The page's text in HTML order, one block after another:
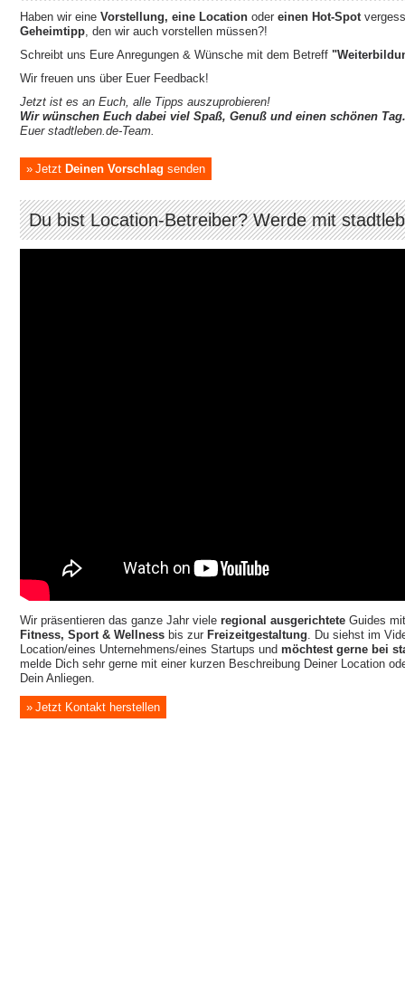
Haben wir eine Vorstellung, eine Location oder einen Hot-Spot
Geheimtipp, den wir auch vorstellen müssen?!
Schreibt uns Eure Anregungen & Wünsche mit dem Betreff
Wir freuen uns über Euer Feedback!
Jetzt ist es an Euch, alle Tipps auszuprobieren!
Wir wünschen Euch dabei viel Spaß, Genuß und einen schönen Tag.
Euer stadtleben.de-Team.
Jetzt Deinen Vorschlag senden
Du bist Location-Betreiber? Werde mit
Wir präsentieren das ganze Jahr viele regional ausgerichtete Guides
Fitness, Sport & Wellness bis zur Freizeitgestaltung. Du siehst im
Location/eines Unternehmens/eines Startups und möchtest gerne bei
melde Dich sehr gerne mit einer kurzen Beschreibung Deiner Location
Dein Anliegen.
Jetzt Kontakt herstellen